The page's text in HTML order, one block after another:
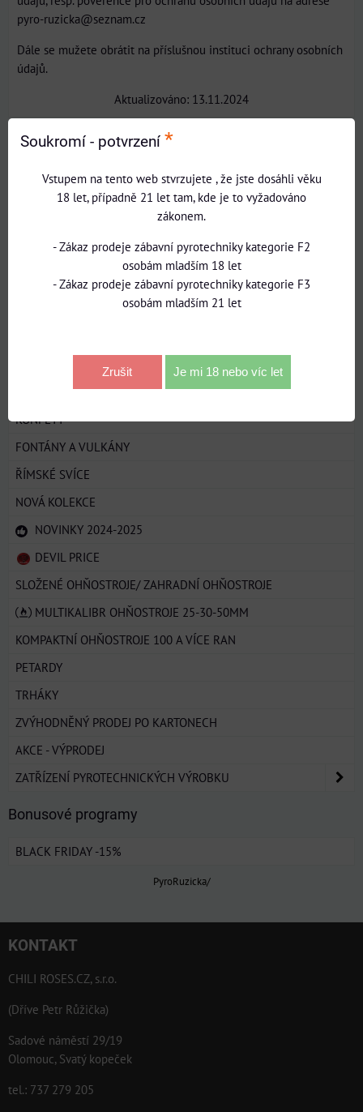
pyro-ruzicka@seznam.cz
Dále se mužete obrátit na příslušnou instituci ochrany osobních
údajů.
Aktualizováno: 13.11.2024
INTERIÉROVÉ A PÓDIOVÉ EFEKTY
DÝMOVNICE, POCHODNĚ A STROBOSKOPY
GENDER REVEAL - ODHALENÍ POHLAVÍ
DĚTSKÁ A DROBNÁ PYROTECHNIKA
AKČNÍ SETY OHŇOSTROJŮ
KOMPAKTNÍ OHŇOSTROJE 50-99 RAN
KONFETY
FONTÁNY A VULKÁNY
ŘÍMSKÉ SVÍCE
NOVÁ KOLEKCE
NOVINKY 2024-2025
DEVIL PRICE
SLOŽENÉ OHŇOSTROJE/ ZAHRADNÍ OHŇOSTROJE
MULTIKALIBR OHŇOSTROJE 25-30-50MM
KOMPAKTNÍ OHŇOSTROJE 100 A VÍCE RAN
PETARDY
TRHÁKY
ZVÝHODNĚNÝ PRODEJ PO KARTONECH
AKCE - VÝPRODEJ
ZATŘÍZENÍ PYROTECHNICKÝCH VÝROBKU
Bonusové programy
BLACK FRIDAY -15%
PyroRuzicka/
KONTAKT
CHILI ROSES.CZ, s.r.o.
(Dříve Petr Růžička)
Sadové náměstí 29/19
Olomouc, Svatý kopeček
tel.: 737 279 205
Soukromí - potvrzení *
Vstupem na tento web stvrzujete , že jste dosáhli věku
18 let, případně 21 let tam, kde je to vyžadováno
zákonem.
- Zákaz prodeje zábavní pyrotechniky kategorie F2
osobám mladším 18 let
- Zákaz prodeje zábavní pyrotechniky kategorie F3
osobám mladším 21 let
Zrušit Je mi 18 nebo víc let